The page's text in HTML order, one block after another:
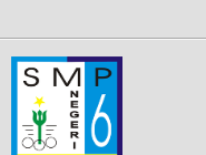
Tes Matrikulasi